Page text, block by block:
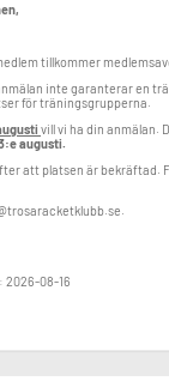
tillkommer
inte garanterar en
för träningsgrupperna.
vill vi ha din anmälan.
augusti.
att platsen är bekräftad.
2026-08-16